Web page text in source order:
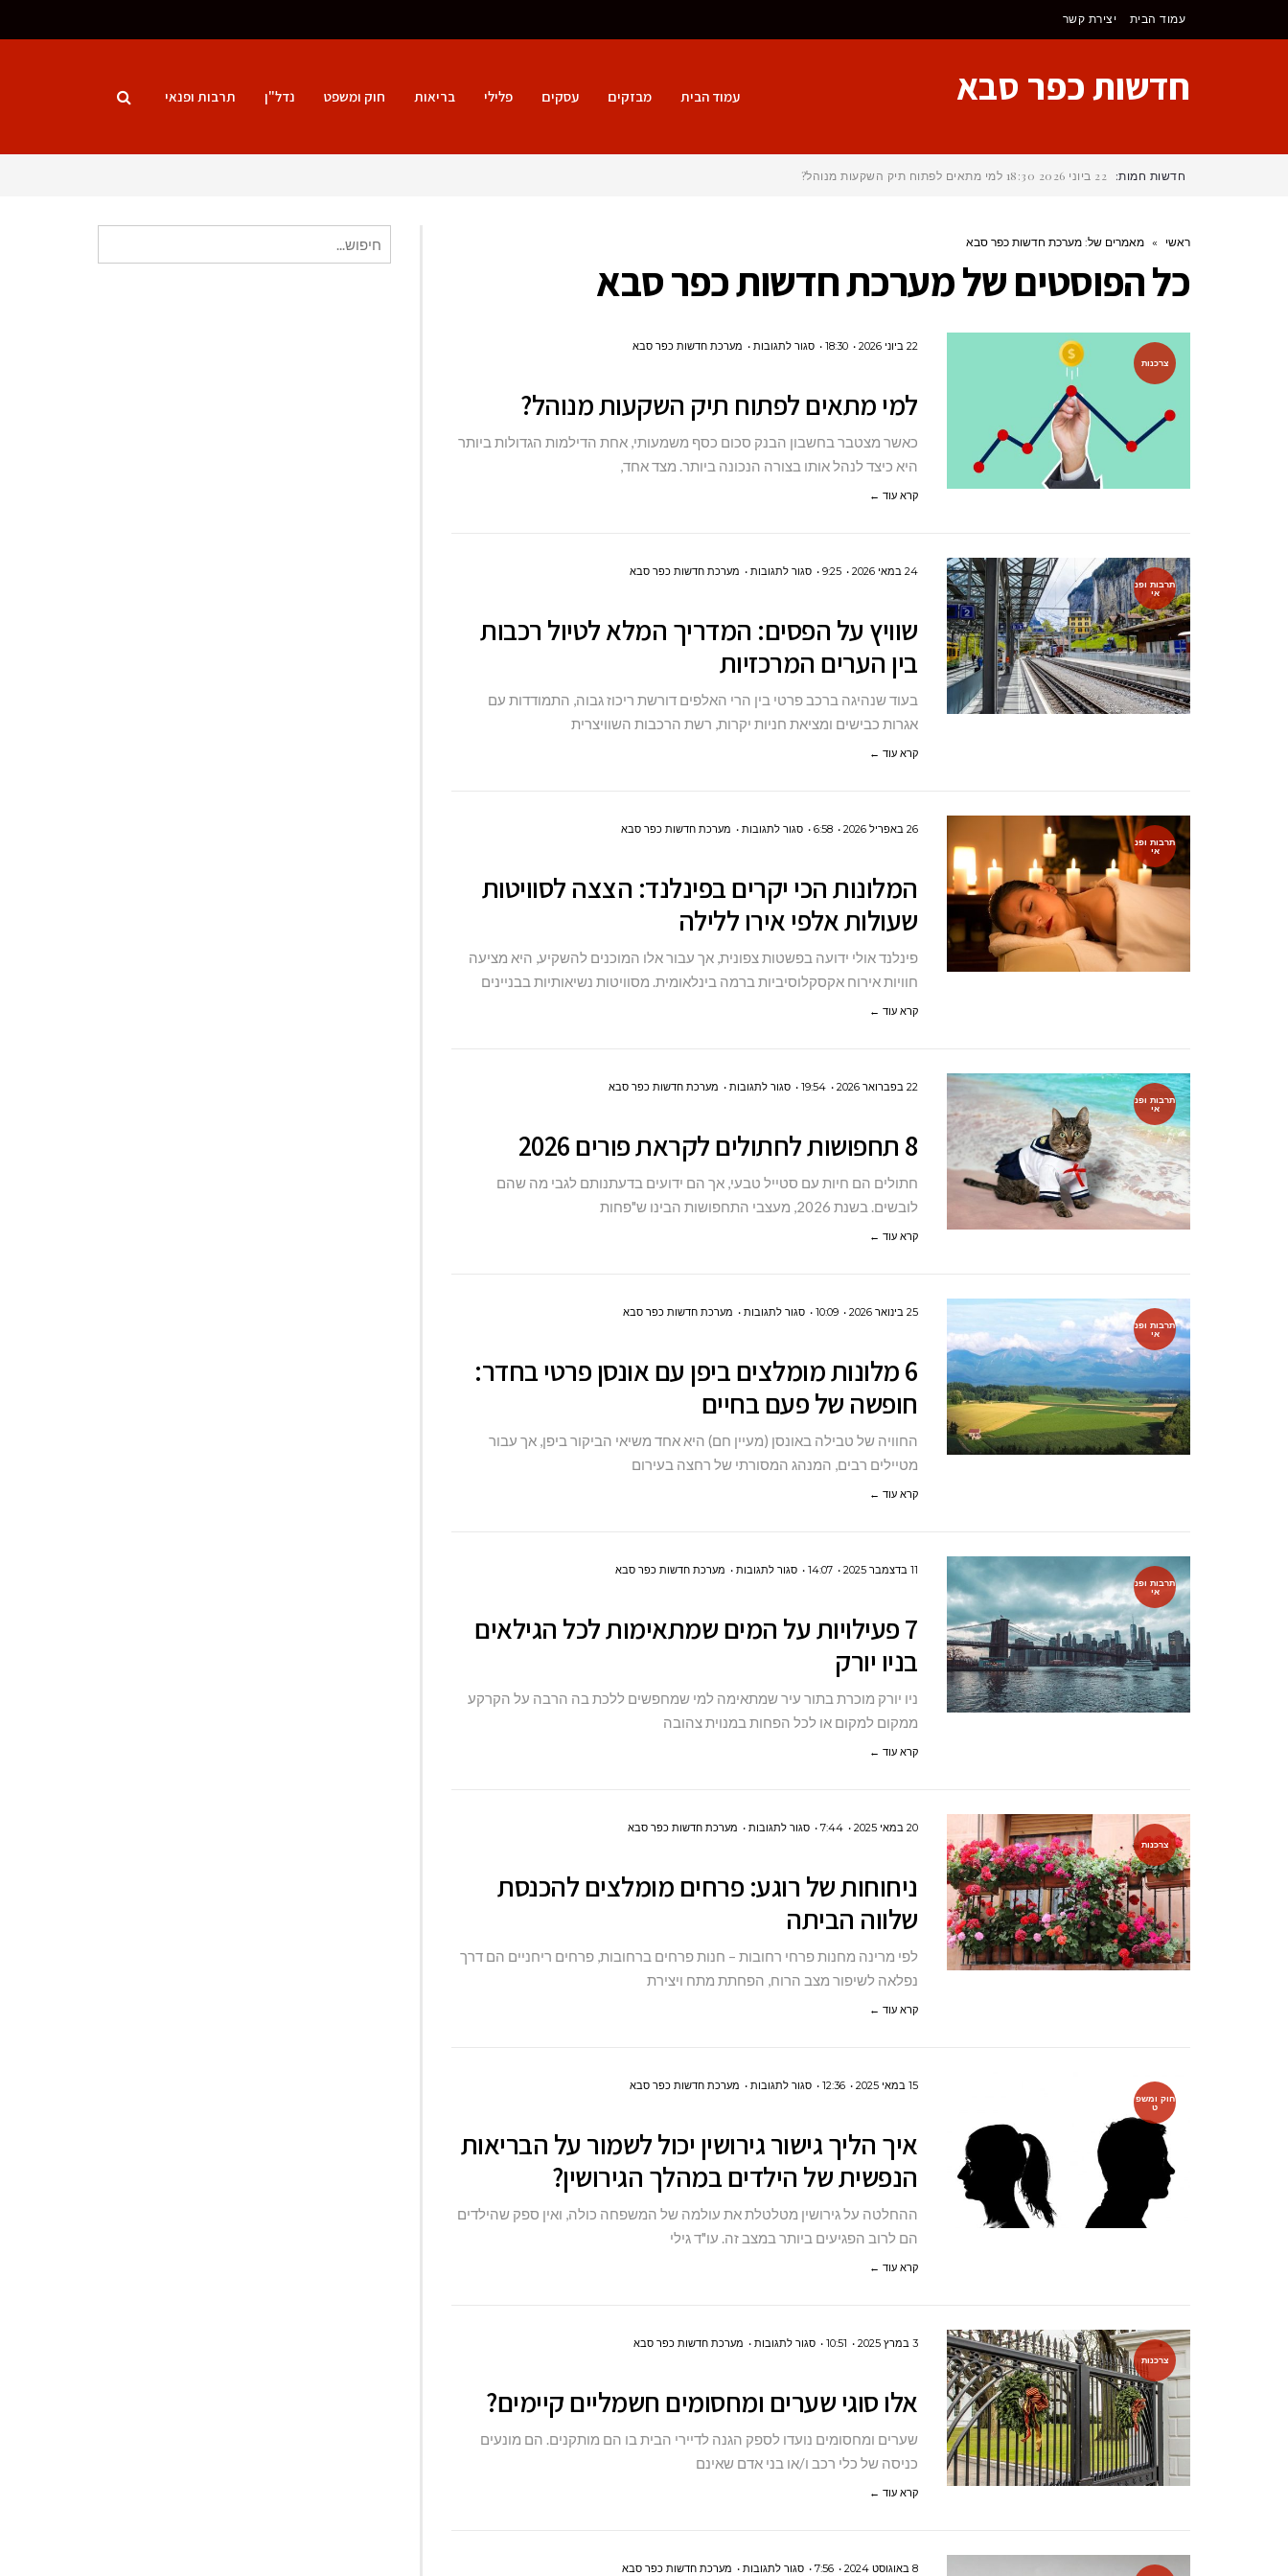
עמוד הבית יצירת קשר
חדשות כפר סבא עמוד הבית מבזקים עסקים פלילי בריאות חוק ומשפט נדל"ן תרבות ופנאי
חדשות חמות: 22 ביוני 2026 18:30 למי מתאים לפתוח תיק השקעות מנוהל?
ראשי » מאמרים של: מערכת חדשות כפר סבא
כל הפוסטים שלמערכת חדשות כפר סבא
צרכנות
22 ביוני 2026 18:30 סגור לתגובותעל
מתאים
מערכת חדשות כפר סבא
למי מתאים לפתוח תיק השקעות מנוהל?
כאשר מצטבר בחשבון הבנק סכום כסף משמעותי, אחת הדילמות הגדולות ביותר
היא כיצד לנהל אותו בצורה הנכונה ביותר. מצד אחד,
קרא עוד ←
תרבות ופנ
אי
24 במאי 2026 9:25 סגור לתגובותעל
על
המדריך
המלא
לטיול
מערכת חדשות כפר סבא
שוויץ על הפסים: המדריך המלא לטיול רכבות
בין הערים המרכזיות
בעוד שנהיגה ברכב פרטי בין הרי האלפים דורשת ריכוז גבוה, התמודדות עם
אגרות כבישים ומציאת חניות יקרות, רשת הרכבות השוויצרית
קרא עוד ←
תרבות ופנ
אי
26 באפריל 2026 6:58 סגור לתגובותעל
הכי
יקרים
הצצה
לסוויטות
מערכת חדשות כפר סבא
המלונות הכי יקרים בפינלנד: הצצה לסוויטות
שעולות אלפי אירו ללילה
פינלנד אולי ידועה בפשטות צפונית, אך עבור אלו המוכנים להשקיע, היא מציעה
חוויות אירוח אקסקלוסיביות ברמה בינלאומית. מסוויטות נשיאותיות בבניינים
קרא עוד ←
תרבות ופנ
אי
22 בפברואר 2026 19:54 סגור לתגובותעל
תחפושות
לקראת
מערכת חדשות כפר סבא
8 תחפושות לחתולים לקראת פורים 2026
חתולים הם חיות עם סטייל טבעי, אך הם ידועים בדעתנותם לגבי מה שהם
לובשים. בשנת 2026, מעצבי התחפושות הבינו ש"פחות
קרא עוד ←
תרבות ופנ
אי
25 בינואר 2026 10:09 סגור לתגובותעל
מלונות
עם
אונסן
בחיים
מערכת חדשות כפר סבא
6 מלונות מומלצים ביפן עם אונסן פרטי בחדר:
חופשה של פעם בחיים
החוויה של טבילה באונסן (מעיין חם) היא אחד משיאי הביקור ביפן, אך עבור
מטיילים רבים, המנהג המסורתי של רחצה בעירום
קרא עוד ←
תרבות ופנ
אי
11 בדצמבר 2025 14:07 סגור לתגובותעל
פעילויות
שמתאימות
לכל
מערכת חדשות כפר סבא
7 פעילויות על המים שמתאימות לכל הגילאים
בניו יורק
ניו יורק מוכרת בתור עיר שמתאימה למי שמחפשים ללכת בה הרבה על הקרקע
ממקום למקום או לכל הפחות במנוית צהובה
קרא עוד ←
צרכנות
20 במאי 2025 7:44 סגור לתגובותעל
של
מומלצים
להכנסת
מערכת חדשות כפר סבא
ניחוחות של רוגע: פרחים מומלצים להכנסת
שלווה הביתה
לפי מרינה מחנות פרחי רחובות – חנות פרחים ברחובות, פרחים ריחניים הם דרך
נפלאה לשיפור מצב הרוח, הפחתת מתח ויצירת
קרא עוד ←
חוק ומשפ
ט
15 במאי 2025 12:36 סגור לתגובותעל
הליך
יכול
לשמור
במהלך
הגירושין?
מערכת חדשות כפר סבא
איך הליך גישור גירושין יכול לשמור על הבריאות
הנפשית של הילדים במהלך הגירושין?
ההחלטה על גירושין מטלטלת את עולמה של המשפחה כולה, ואין ספק שהילדים
הם לרוב הפגיעים ביותר במצב זה. עו"ד גילי
קרא עוד ←
צרכנות
3 במרץ 2025 10:51 סגור לתגובותעל
סוגי
ומחסומים
מערכת חדשות כפר סבא
אלו סוגי שערים ומחסומים חשמליים קיימים?
שערים ומחסומים נועדו לספק הגנה לדיירי הבית בו הם מותקנים. הם מונעים
כניסה של כלי רכב ו/או בני אדם שאינם
קרא עוד ←
8 באוגוסט 2024 7:56 סגור לתגובותעל מערכת חדשות כפר סבא
עבור: